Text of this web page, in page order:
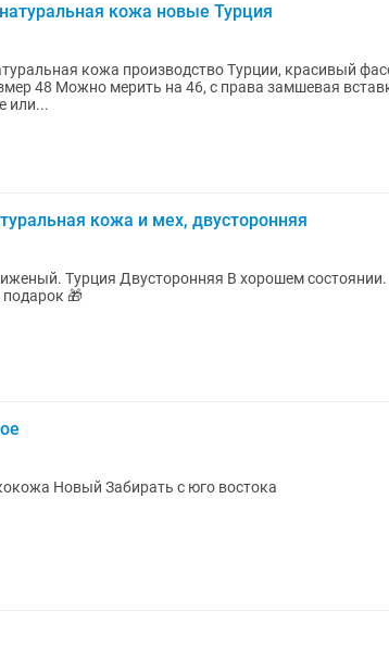
кожа новые Турция
кожа производство Турции, красивый
48 Можно мерить на 46, с права замшевая
или...
кожа и мех, двусторонняя
состоянии. Прямой фасон
городе Есть подарок 🎁
Пиджак черного цвета экокожа Новый Забирать с юго востока